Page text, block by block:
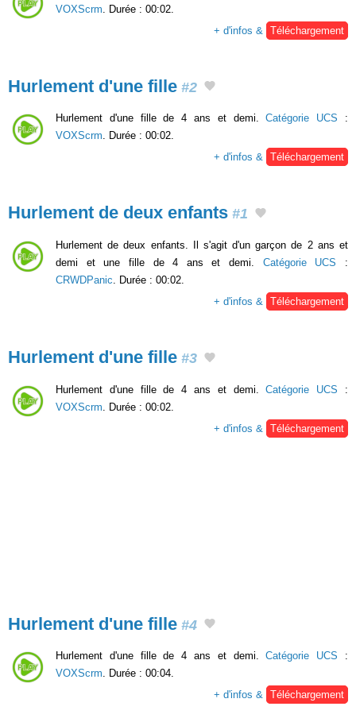
VOXScrm . Durée : 00:02.
+ d'infos &
Téléchargement
Hurlement d'une fille #2
Hurlement d'une fille de 4 ans et demi.Catégorie UCS :
VOXScrm. Durée : 00:02.
+ d'infos & Téléchargement
Hurlement de deux enfants #1
Hurlement de deux enfants. Il s'agit d'un garçon de 2 ans et
demi et une fille de 4 ans et demi. Catégorie UCS :
CRWDPanic . Durée : 00:02.
+ d'infos &
Téléchargement
Hurlement d'une fille #3
Hurlement d'une fille de 4 ans et demi.Catégorie UCS :
VOXScrm . Durée : 00:02.
+ d'infos &
Téléchargement
Hurlement d'une fille #4
Hurlement d'une fille de 4 ans et demi.Catégorie UCS :
VOXScrm. Durée : 00:04.
+ d'infos & Téléchargement